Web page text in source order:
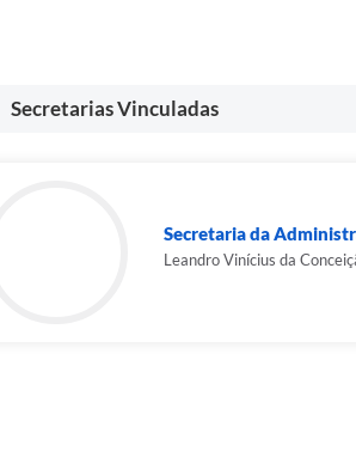
Secretarias Vinculadas
Secretaria da
Leandro Vinícius da